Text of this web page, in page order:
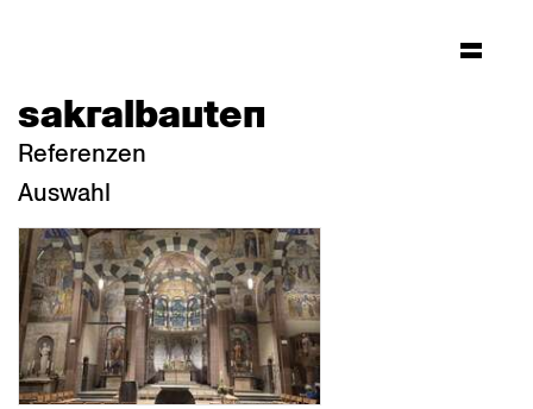
sakralbauten
Referenzen
Auswahl